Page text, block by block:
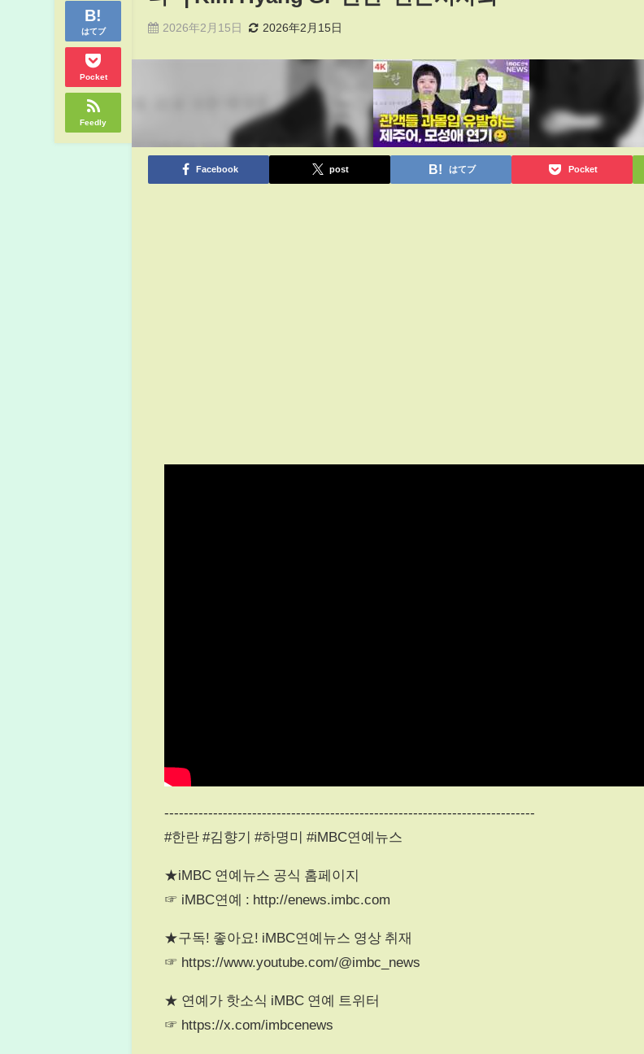
はてブ
Pocket
Feedly
2026年2月15日 2026年2月15日
Facebook post はてブ Pocket
----------------------------------------------------------------------------
#한란 #김향기 #하명미 #iMBC연예뉴스
★iMBC 연예뉴스 공식 홈페이지
☞ iMBC연예 : http://enews.imbc.com
★구독! 좋아요! iMBC연예뉴스 영상 취재
☞ https://www.youtube.com/@imbc_news
★ 연예가 핫소식 iMBC 연예 트위터
☞ https://x.com/imbcenews